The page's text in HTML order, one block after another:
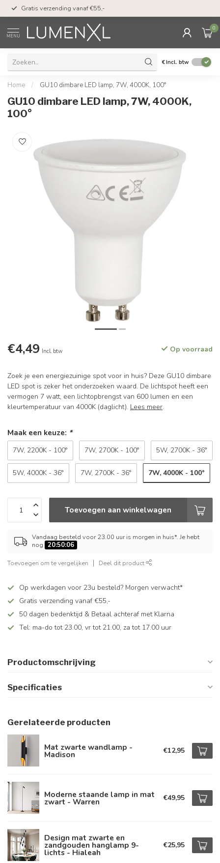
Gratis verzending vanaf €55,-
MENU
0
€Incl. btw
Home / GU10 dimbare LED lamp, 7W, 4000K, 100°
GU10 dimbare LED lamp, 7W, 4000K,
100°
€4,49 Incl. btw Op voorraad
Zoek je een energiezuinige spot voor in huis? Deze GU10 dimbare
LED spot is zeker het onderzoeken waard. De lichtspot heeft een
vermogen 7 watt, een lichtopbrengst van 600 lumen en een
kleurtemperatuur van 4000K (daglicht). Lees meer.
Maak een keuze: *
7W, 2200K - 100° 7W, 2700K - 100° 5W, 2700K - 36°
5W, 4000K - 36° 7W, 2700K - 36° 7W, 4000K - 100°
Toevoegen aan winkelwagen
Vandaag besteld voor 23.00 uur is morgen in huis*. Je hebt
nog 20:50:06
Toevoegen om te vergelijken Deel dit product
Op werkdagen voor 23u besteld? Morgen verwacht*
Gratis verzending vanaf €55,-
50 dagen bedenktijd & Betaal achteraf met Klarna
Tel: ma-do tot 23.00, vr tot 21.00, za tot 17.00 uur
Productomschrijving
Specificaties
Gerelateerde producten
Mat zwarte wandlamp -
Madison €12,95
Moderne staande lamp in mat
zwart - Warren €49,95
Design mat zwarte en
zandgouden hanglamp 9-
lichts - Hialeah
€25,95